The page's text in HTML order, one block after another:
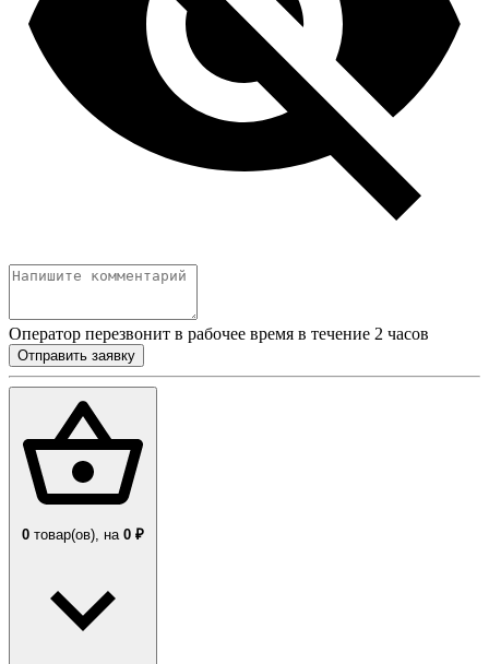
Оператор перезвонит в рабочее время в течение 2 часов
Отправить заявку
0 товар(ов), на 0 ₽